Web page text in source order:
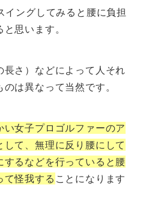
イングしてみると腰に負担
思います。
さ）などによって人それ
は異なって当然です。
い女子プロゴルファーのア
して、無理に反り腰にして
るなどを行っていると腰
て怪我する ことになります